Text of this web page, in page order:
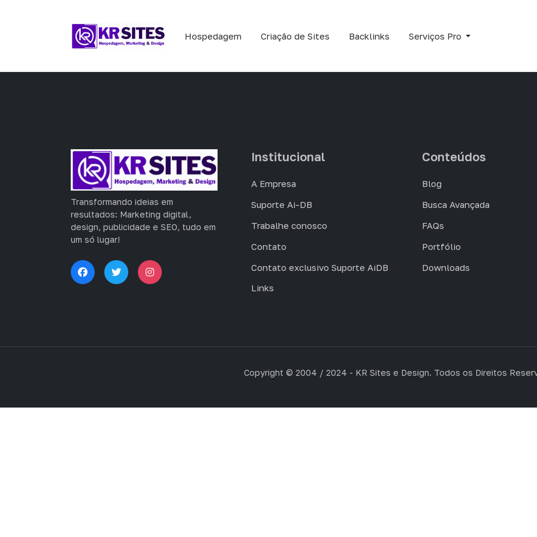
Hospedagem Criação de Sites Backlinks Serviços Pro
Transformando ideias em
resultados: Marketing digital,
design, publicidade e SEO, tudo em
um só lugar!
Institucional
A Empresa
Suporte Ai-DB
Trabalhe conosco
Contato
Contato exclusivo Suporte AiDB
Links
Conteúdos
Blog
Busca Avançada
FAQs
Portfólio
Downloads
Copyright © 2004 / 2024 - KR Sites e Design. Todos os Direitos